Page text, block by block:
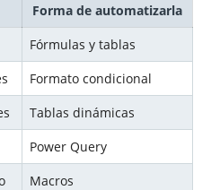
Forma de automatizarla
Fórmulas y tablas
Formato condicional
Tablas dinámicas
Power Query
Macros